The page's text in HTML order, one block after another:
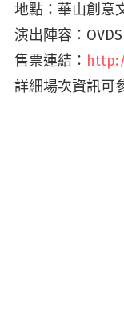
地點：華山創意
演出陣容：
售票連結：
詳細場次資訊可